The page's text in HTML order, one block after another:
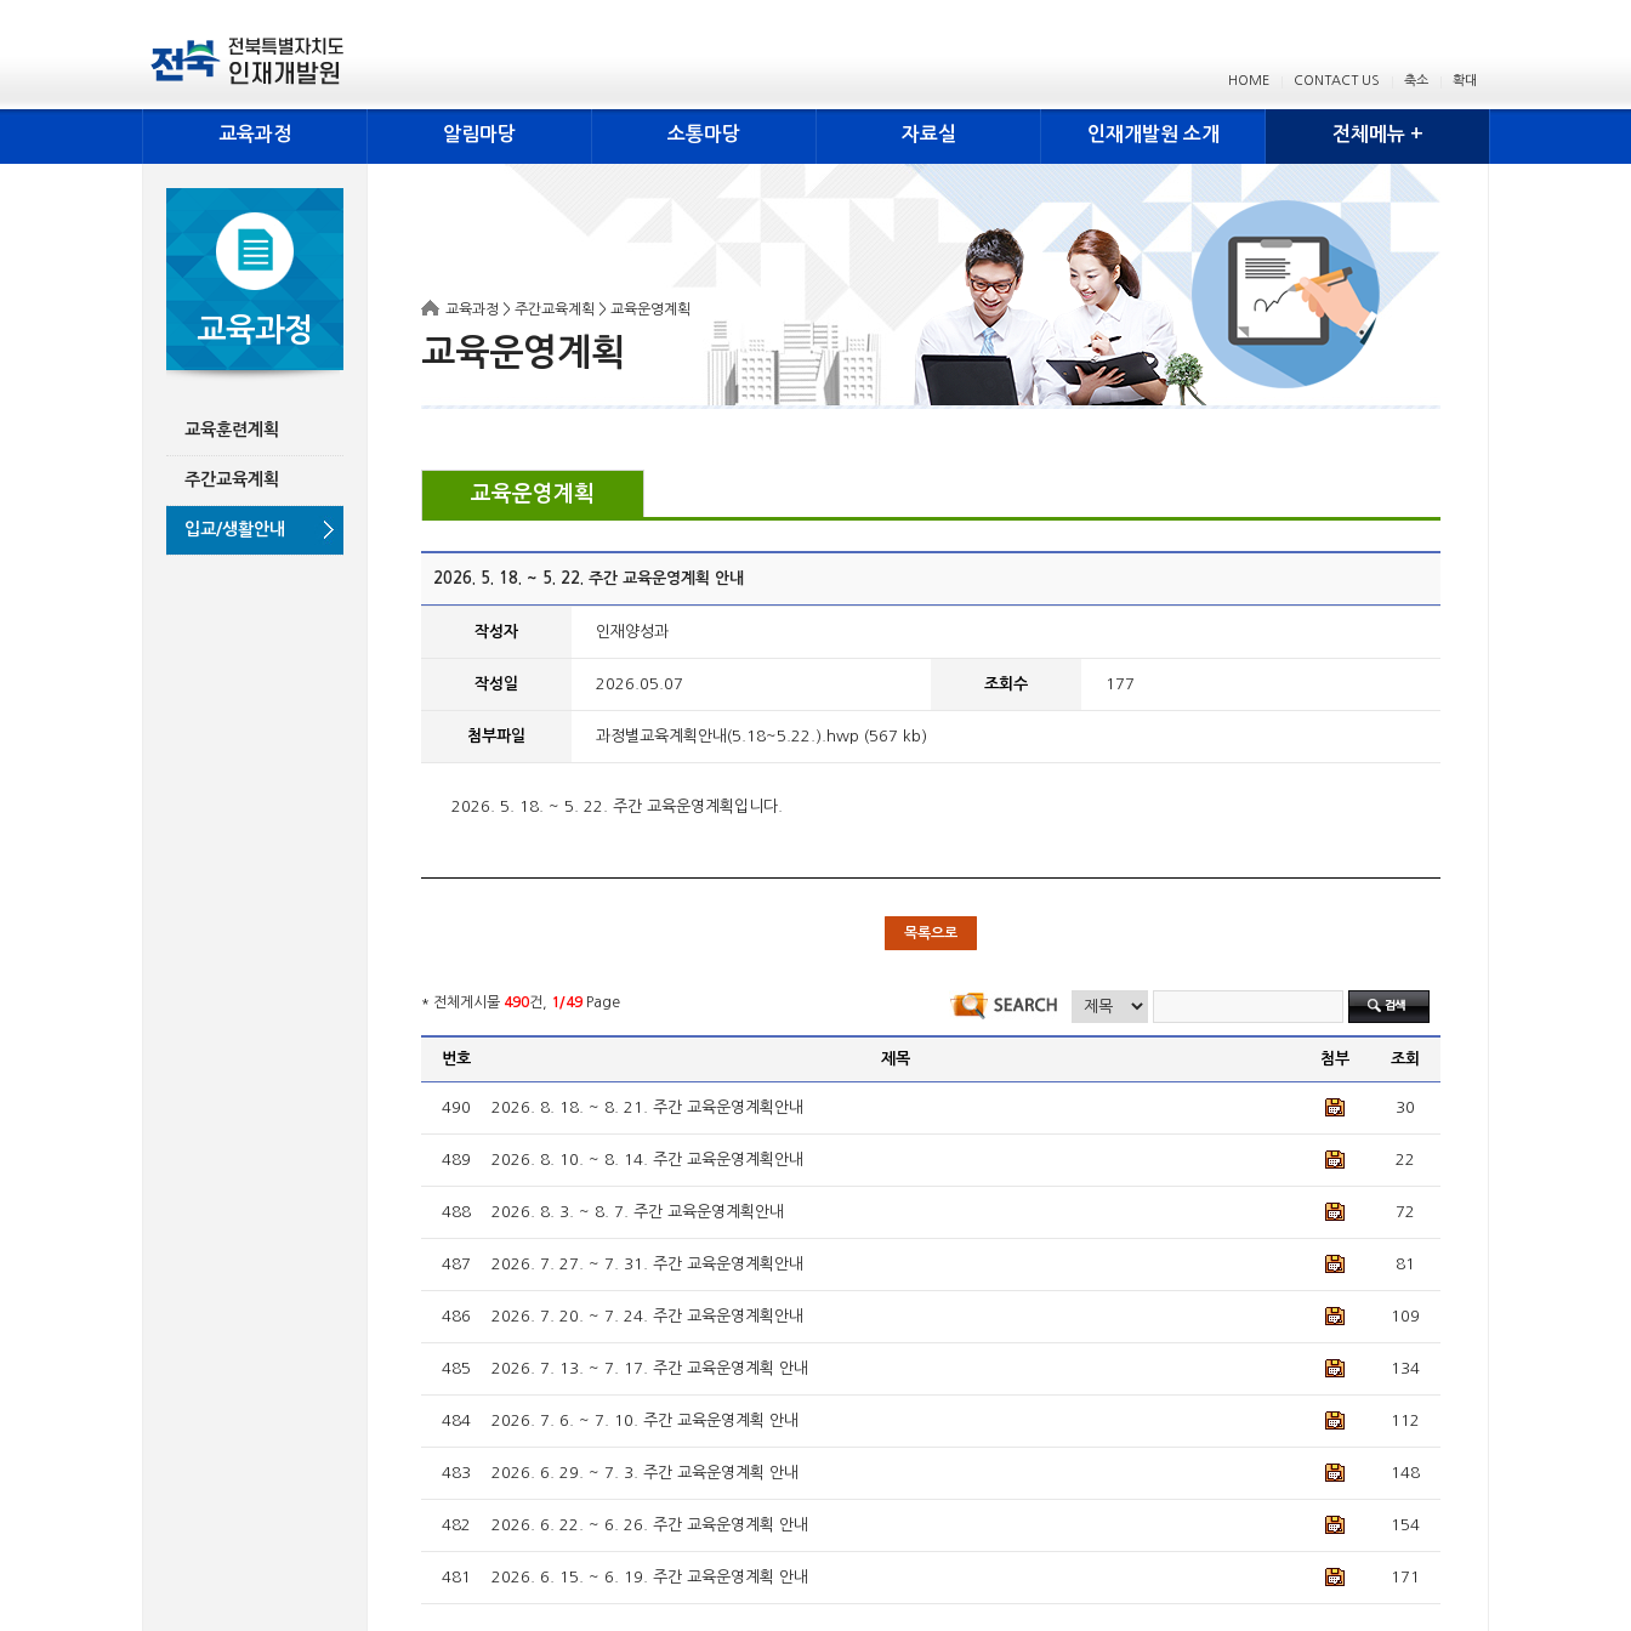
HOME CONTACT US 축소 확대
교육과정 알림마당 소통마당 자료실 인재개발원 소개 전체메뉴 +
교육과정
교육훈련계획
주간교육계획
입교/생활안내
교육과정 > 주간교육계획 > 교육운영계획
교육운영계획
교육운영계획
2026. 5. 18. ~ 5. 22. 주간 교육운영계획 안내
작성자 인재양성과
작성일 2026.05.07 조회수 177
첨부파일 과정별교육계획안내(5.18~5.22.).hwp (567 kb)
2026. 5. 18. ~ 5. 22. 주간 교육운영계획입니다.
목록으로
* 전체게시물 490건, 1/49 Page
번호 제목 첨부 조회
490 2026. 8. 18. ~ 8. 21. 주간 교육운영계획안내 30
489 2026. 8. 10. ~ 8. 14. 주간 교육운영계획안내 22
488 2026. 8. 3. ~ 8. 7. 주간 교육운영계획안내 72
487 2026. 7. 27. ~ 7. 31. 주간 교육운영계획안내 81
486 2026. 7. 20. ~ 7. 24. 주간 교육운영계획안내 109
485 2026. 7. 13. ~ 7. 17. 주간 교육운영계획 안내 134
484 2026. 7. 6. ~ 7. 10. 주간 교육운영계획 안내 112
483 2026. 6. 29. ~ 7. 3. 주간 교육운영계획 안내 148
482 2026. 6. 22. ~ 6. 26. 주간 교육운영계획 안내 154
481 2026. 6. 15. ~ 6. 19. 주간 교육운영계획 안내 171